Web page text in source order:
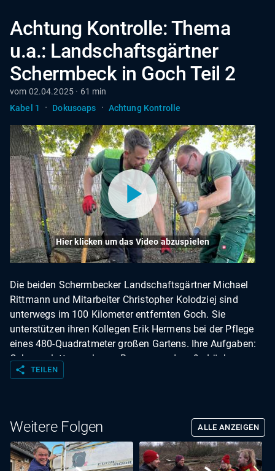
Achtung Kontrolle: Thema
u.a.: Landschaftsgärtner
Schermbeck in Goch Teil 2
vom 02.04.2025 · 61 min
Kabel 1
· Dokusoaps · Achtung Kontrolle
Hier klicken um das Video abzuspielen
Die beiden Schermbecker Landschaftsgärtner Michael
Rittmann und Mitarbeiter Christopher Kolodziej sind
unterwegs im 100 Kilometer entfernten Goch. Sie
unterstützen ihren Kollegen Erik Hermens bei der Pflege
eines 480-Quadratmeter großen Gartens. Ihre Aufgaben:
Gehwegplatten verlegen, Baggern und große Löcher
buddeln - und das alles an einem Einsatztag. Nun Es ist
share TEILEN
Weitere Folgen ALLE ANZEIGEN